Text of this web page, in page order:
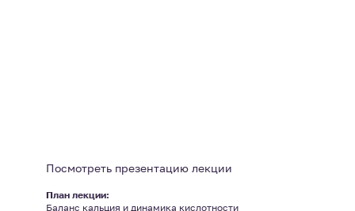
Посмотреть презентацию лекции
План лекции:
Баланс кальция и динамика кислотности